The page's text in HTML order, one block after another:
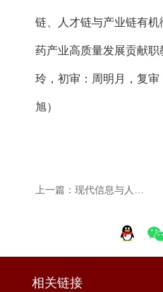
链、人才链与产业链有
药产业高质量发展贡献
玲，初审：周明月，复
旭）
上一篇：现代信息与人工智能学院：开展资助育人系列主题班会
相关链接